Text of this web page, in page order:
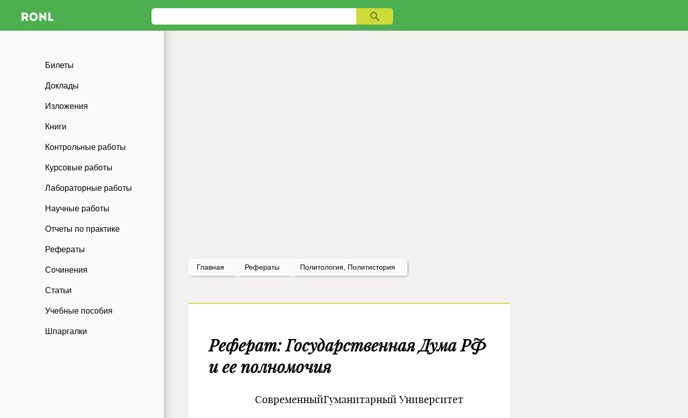
Билеты
Доклады
Изложения
Книги
Контрольные работы
Курсовые работы
Лабораторные работы
Научные работы
Отчеты по практике
Рефераты
Сочинения
Статьи
Учебные пособия
Шпаргалки
Главная Рефераты Политология, Политистория
Реферат: Государственная Дума РФ
и ее полномочия
СовременныйГуманитарный Университет